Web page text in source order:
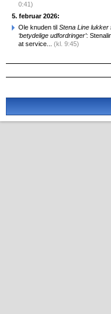
0:41)
5. februar 2026:
Ole knuden til Stena Line
‘betydelige udfordringer’:
at service... (kl. 9:45)